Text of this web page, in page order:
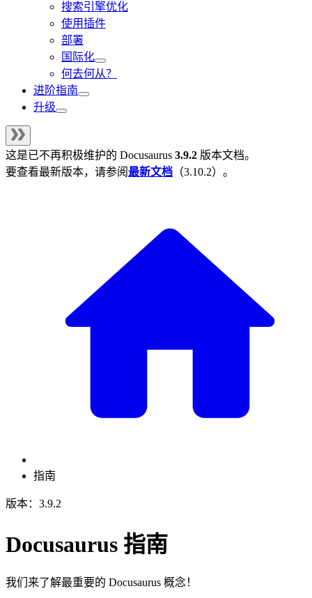
搜索引擎优化
使用插件
部署
国际化
何去何从？
进阶指南
升级
这是已不再积极维护的 Docusaurus 3.9.2 版本文档。
要查看最新版本，请参阅最新文档 （3.10.2）。
指南
版本：3.9.2
Docusaurus 指南
我们来了解最重要的 Docusaurus 概念！